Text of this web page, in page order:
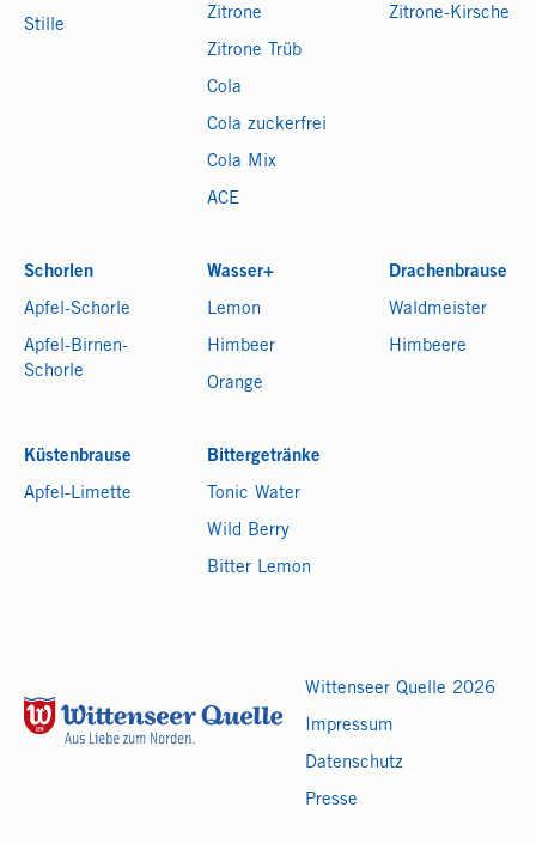
Stille
Zitrone
Zitrone Trüb
Cola
Cola zuckerfrei
Cola Mix
ACE
Zitrone-Kirsche
Schorlen
Apfel-Schorle
Apfel-Birnen-
Schorle
Wasser+
Lemon
Himbeer
Orange
Drachenbrause
Waldmeister
Himbeere
Küstenbrause
Apfel-Limette
Bittergetränke
Tonic Water
Wild Berry
Bitter Lemon
Wittenseer Quelle 2026
Impressum
Datenschutz
Presse